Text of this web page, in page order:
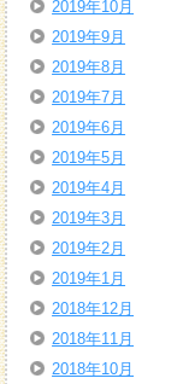
2019年10月
2019年9月
2019年8月
2019年7月
2019年6月
2019年5月
2019年4月
2019年3月
2019年2月
2019年1月
2018年12月
2018年11月
2018年10月